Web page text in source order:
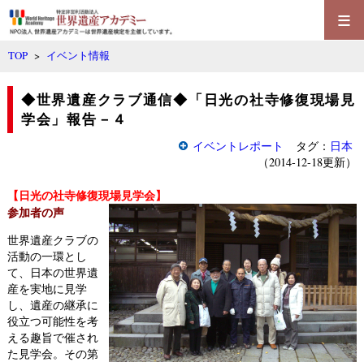
≡
TOP > イベント情報
◆世界遺産クラブ通信◆「日光の社寺修復現場見
学会」報告－４
イベントレポート タグ： 日本
（2014-12-18更新）
【日光の社寺修復現場見学会】
参加者の声
世界遺産クラブの
活動の一環とし
て、日本の世界遺
産を実地に見学
し、遺産の継承に
役立つ可能性を考
える趣旨で催され
た見学会。その第